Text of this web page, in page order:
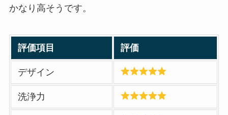
かなり高そうです。
評価項目 評価
デザイン
洗浄力